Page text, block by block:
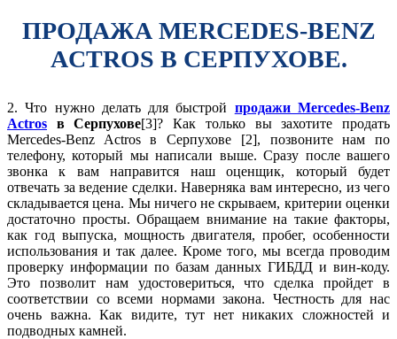
ПРОДАЖА MERCEDES-BENZ
ACTROS В СЕРПУХОВЕ.
2. Что нужно делать для быстрой продажи Mercedes-Benz
Actros в Серпухове[3]? Как только вы захотите продать
Mercedes-Benz Actros в Серпухове [2], позвоните нам по
телефону, который мы написали выше. Сразу после вашего
звонка к вам направится наш оценщик, который будет
отвечать за ведение сделки. Наверняка вам интересно, из чего
складывается цена. Мы ничего не скрываем, критерии оценки
достаточно просты. Обращаем внимание на такие факторы,
как год выпуска, мощность двигателя, пробег, особенности
использования и так далее. Кроме того, мы всегда проводим
проверку информации по базам данных ГИБДД и вин-коду.
Это позволит нам удостовериться, что сделка пройдет в
соответствии со всеми нормами закона. Честность для нас
очень важна. Как видите, тут нет никаких сложностей и
подводных камней.